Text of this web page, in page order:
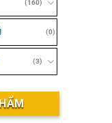
(160)
(0)
(3)